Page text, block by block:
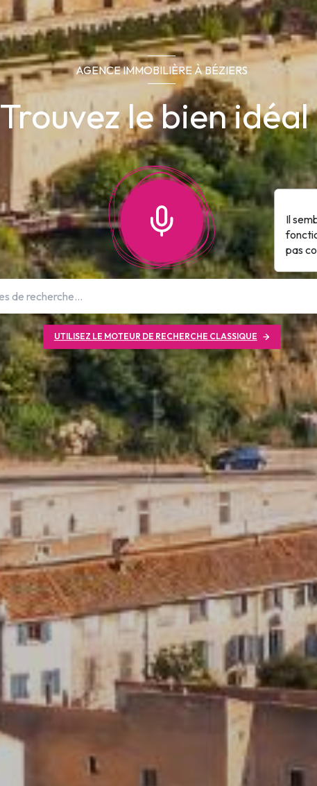
AGENCE IMMOBILIÈRE À BÉZIERS
Trouvez le bien idéal
Il
pas
UTILISEZ LE MOTEUR DE RECHERCHE CLASSIQUE